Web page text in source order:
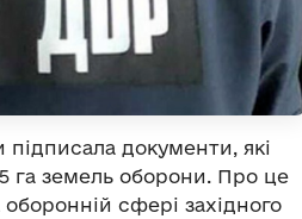
підписала документи, які
га земель оборони. Про це
оборонній сфері західного